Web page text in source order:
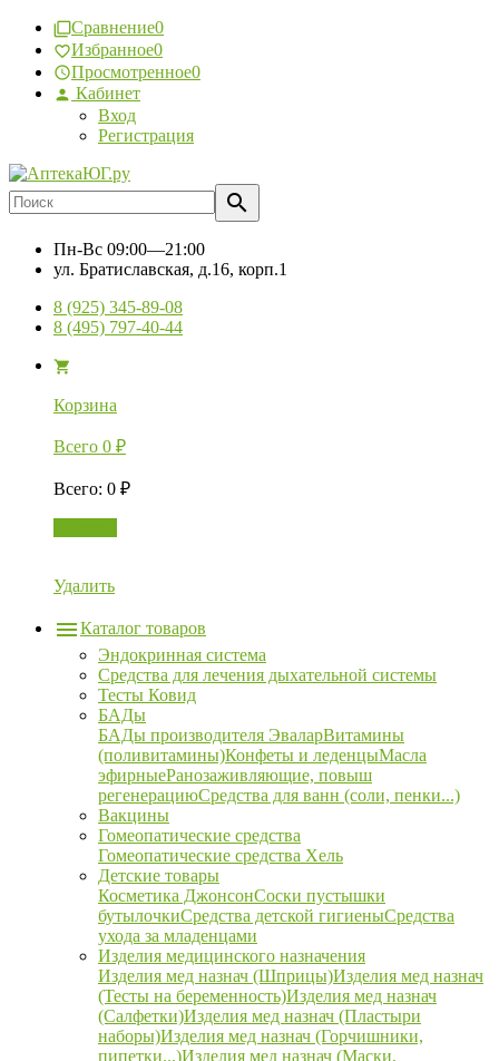
Сравнение0
Избранное0
Просмотренное0
Кабинет
Вход
Регистрация
Пн-Вс 09:00—21:00
ул. Братиславская, д.16, корп.1
8 (925) 345-89-08
8 (495) 797-40-44
Корзина
Всего 0 ₽
Всего: 0 ₽
Удалить
Каталог товаров
Эндокринная система
Средства для лечения дыхательной системы
Тесты Ковид
БАДы
БАДы производителя ЭваларВитамины
(поливитамины)Конфеты и леденцыМасла
эфирныеРанозаживляющие, повыш
регенерациюСредства для ванн (соли, пенки...)
Вакцины
Гомеопатические средства
Гомеопатические средства Хель
Детские товары
Косметика ДжонсонСоски пустышки
бутылочкиСредства детской гигиеныСредства
ухода за младенцами
Изделия медицинского назначения
Изделия мед назнач (Шприцы)Изделия мед назнач
(Тесты на беременность)Изделия мед назнач
(Салфетки)Изделия мед назнач (Пластыри
наборы)Изделия мед назнач (Горчишники,
пипетки...)Изделия мед назнач (Маски,